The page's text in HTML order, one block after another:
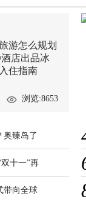
游怎么规划
店出品冰
住指南
浏览:8653
奥臻岛了
十一”再
带向全球